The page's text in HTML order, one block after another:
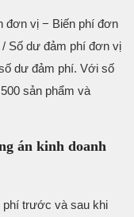
đơn vị − Biến phí đơn
Số dư đảm phí đơn vị
dư đảm phí. Với số
sản phẩm và
án kinh doanh
phí trước và sau khi